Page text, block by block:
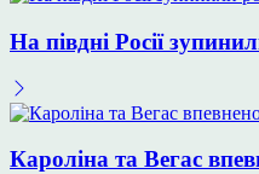
На півдні Росії
Кароліна та Вегас